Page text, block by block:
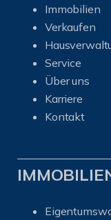
Immobilien
Verkaufen
Service
Über uns
Karriere
Kontakt